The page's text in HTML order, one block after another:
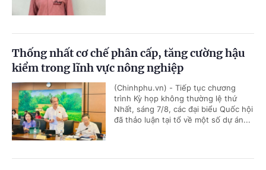
Thống nhất cơ chế phân cấp, tăng cường hậu
kiểm trong lĩnh vực nông nghiệp
(Chinhphu.vn) - Tiếp tục chương
trình Kỳ họp không thường lệ thứ
Nhất, sáng 7/8, các đại biểu Quốc hội
đã thảo luận tại tổ về một số dự án...